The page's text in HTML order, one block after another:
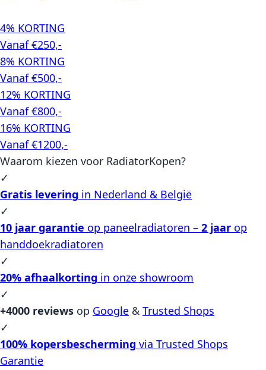
4% KORTING
Vanaf €250,-
8% KORTING
Vanaf €500,-
12% KORTING
Vanaf €800,-
16% KORTING
Vanaf €1200,-
Waarom kiezen voor RadiatorKopen?
✓
Gratis levering in Nederland & België
✓
10 jaar garantie op paneelradiatoren – 2 jaar op
handdoekradiatoren
✓
20% afhaalkorting in onze showroom
✓
+4000 reviews op Google & Trusted Shops
✓
100% kopersbescherming via Trusted Shops
Garantie